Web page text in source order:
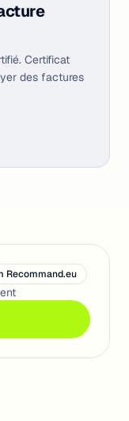
Certificat
des factures
Recommand.eu